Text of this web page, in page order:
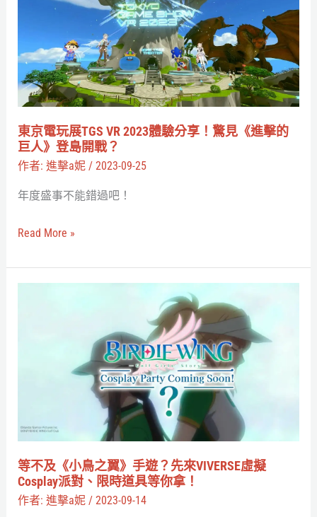
經
典
曲
東京電玩展TGS VR 2023體驗分享！驚見《進擊的
巨人》登島開戰？
作者: 進擊a妮 / 2023-09-25
年度盛事不能錯過吧！
TGS
VR
2023
體
驗
分
驚
擊
的
Read More »
等不及《小鳥之翼》手遊？先來VIVERSE虛擬
Cosplay派對、限時道具等你拿！
作者: 進擊a妮 / 2023-09-14
手
遊？
先
來